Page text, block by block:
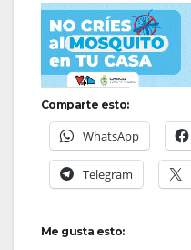
Comparte esto:
WhatsApp
Telegram
Me gusta esto: